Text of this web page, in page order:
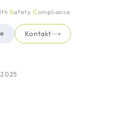
Safety Compliance
Kontakt